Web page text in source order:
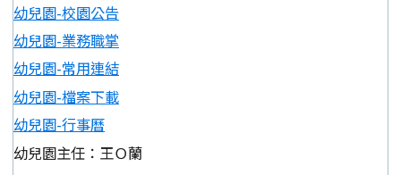
幼兒園-校園公告
幼兒園-業務職掌
幼兒園-常用連結
幼兒園-檔案下載
幼兒園-行事曆
幼兒園主任：王Ｏ蘭